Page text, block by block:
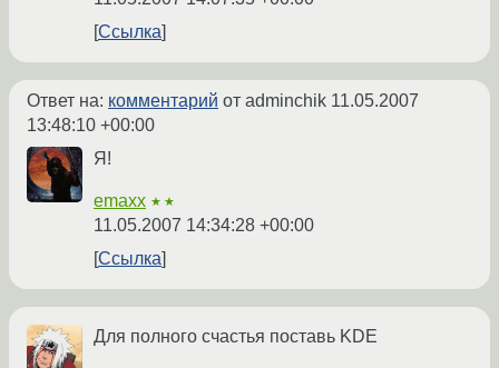
Ссылка
Ответ на: комментарий от adminchik 11.05.2007
13:48:10 +00:00
Я!
emaxx ★★
11.05.2007 14:34:28 +00:00
Ссылка
Для полного счастья поставь KDE